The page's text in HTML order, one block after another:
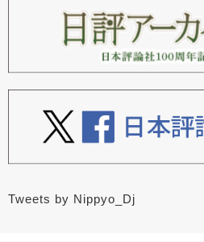
Tweets by Nippyo_Dj